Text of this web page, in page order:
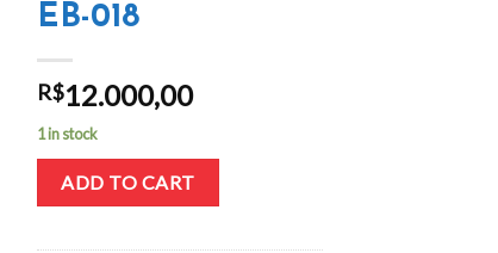
EB-018
R$12.000,00
1 in stock
ADD TO CART